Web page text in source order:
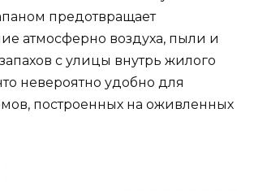
предотвращает
атмосферно воздуха, пыли и
с улицы внутрь жилого
невероятно удобно для
построенных на оживленных